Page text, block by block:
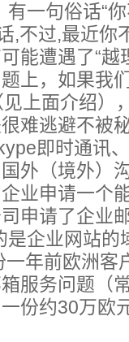
一句俗话“
,不过,最近你
能遭遇了“越
上，如果我
上面介绍）
难逃避不被
即时通讯
外（境外）
业申请一个
申请了企业
企业网站的
年前欧洲客
服务问题（
份约30万欧